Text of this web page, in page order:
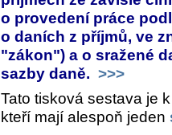
o provedení práce
o daních z příjmů, ve
"zákon") a o sražené
sazby daně. >>>
Tato tisková sestava je
kteří mají alespoň jeden